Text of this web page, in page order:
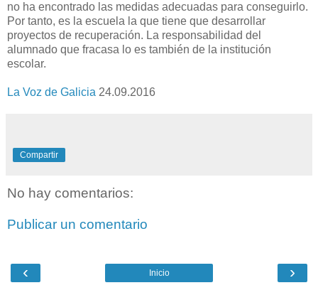
no ha encontrado las medidas adecuadas para conseguirlo.
Por tanto, es la escuela la que tiene que desarrollar
proyectos de recuperación. La responsabilidad del
alumnado que fracasa lo es también de la institución
escolar.
La Voz de Galicia 24.09.2016
Compartir
No hay comentarios:
Publicar un comentario
‹ ›
Inicio